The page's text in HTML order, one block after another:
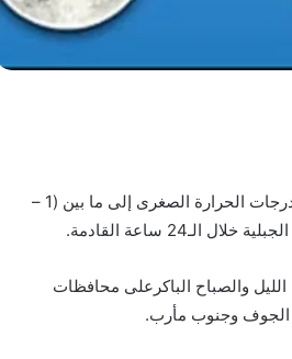
توقع المركز الوطني للأرصاد الجوية والإنذار المبكر، اليوم اليوم الأحد، انخفاض درجات الحرارة الصغرى إلى ما بين (1 –
الليل والصباح الباكرعلى محافظات
الجوف وجنوب مأرب.